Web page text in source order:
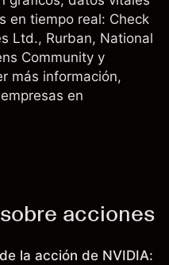
en tiempo real: Check
Ltd., Rurban, National
Community y
más información,
en
acciones
la acción de NVIDIA: